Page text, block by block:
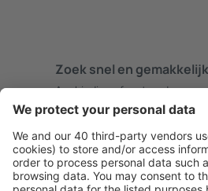
Zoek snel en gemakkelijk
Aanbieding afgestemd op uw
Plan veilig
Zorgeloos boeken met